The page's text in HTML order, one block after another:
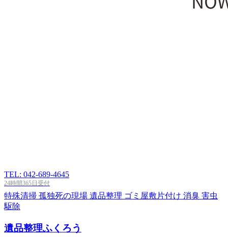
TEL: 042-689-4645
24時間365日受付
特殊清掃 孤独死の現場 遺品整理 ゴミ屋敷片付け 消臭 害虫
駆除
遺品整理ふくろう